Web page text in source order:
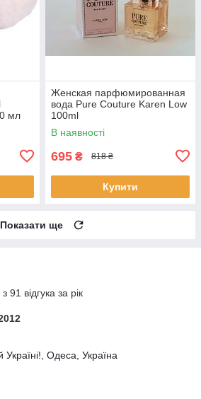
мл
Женская парфюмированная
вода Pure Couture Karen Low
100ml
В наявності
695 ₴ 818 ₴
Купити
Показати ще
91 відгука за рік
Одеса, Україна